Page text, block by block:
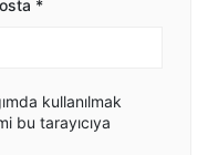
*
kullanılmak
bu tarayıcıya